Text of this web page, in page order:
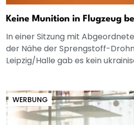
Keine Munition in Flugzeug
In einer Sitzung mit
der Nähe der Sprengstoff-
Leipzig/Halle gab es kein
WERBUNG